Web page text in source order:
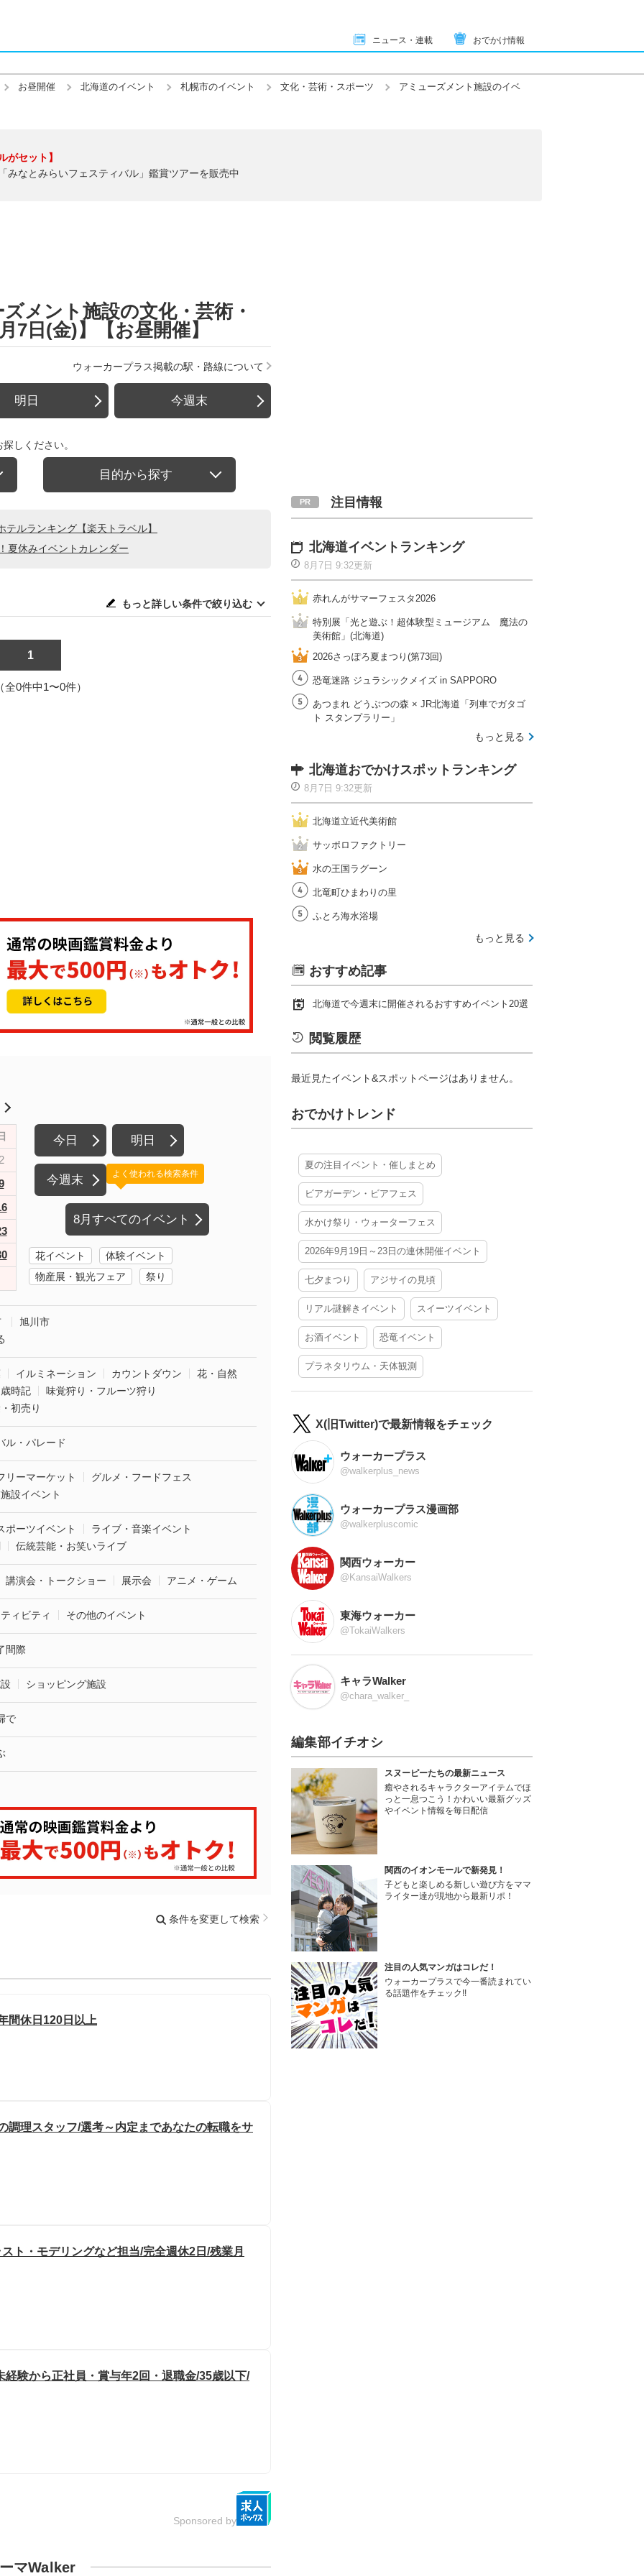
ニュース・連載 おでかけ情報
お昼開催 北海道のイベント 札幌市のイベント 文化・芸術・スポーツ アミューズメント施設のイベ
がセット】
みなとみらいフェスティバル」鑑賞ツアーを販売中
メント施設の文化・芸術・
7日(金)】【お昼開催】
ウォーカープラス掲載の駅・路線について
明日 今週末
しください。
目的から探す
ルランキング【楽天トラベル】
夏休みイベントカレンダー
もっと詳しい条件で絞り込む
1
全0件中1〜0件）
今日 明日
今週末
8月すべてのイベント
よく使われる検索条件
花イベント
体験イベント
物産展・観光フェア
祭り
旭川市
イルミネーション カウントダウン
花・自然
時記
味覚狩り・フルーツ狩り
初売り
ル・パレード
リーマーケット
グルメ・フードフェス
設イベント
ポーツイベント
ライブ・音楽イベント
伝統芸能・お笑いライブ
講演会・トークショー 展示会 アニメ・ゲーム
ィビティ その他のイベント
間際
ショッピング施設
で
条件を変更して検索
間休日120日以上
調理スタッフ/選考～内定まであなたの転職をサ
ト・モデリングなど担当/完全週休2日/残業月
験から正社員・賞与年2回・退職金/35歳以下/
Sponsored by
マWalker
注目情報
北海道イベントランキング
8月7日 9:32更新
赤れんがサマーフェスタ2026
特別展「光と遊ぶ！超体験型ミュージアム 魔法の
美術館」(北海道)
2026さっぽろ夏まつり(第73回)
恐竜迷路 ジュラシックメイズ in SAPPORO
あつまれ どうぶつの森 × JR北海道「列車でガタゴ
ト スタンプラリー」
もっと見る
北海道おでかけスポットランキング
8月7日 9:32更新
北海道立近代美術館
サッポロファクトリー
水の王国ラグーン
北竜町ひまわりの里
ふとろ海水浴場
もっと見る
おすすめ記事
北海道で今週末に開催されるおすすめイベント20選
閲覧履歴
最近見たイベント&スポットページはありません。
おでかけトレンド
夏の注目イベント・催しまとめ
ビアガーデン・ビアフェス
水かけ祭り・ウォーターフェス
2026年9月19日～23日の連休開催イベント
七夕まつり アジサイの見頃
リアル謎解きイベント スイーツイベント
お酒イベント 恐竜イベント
プラネタリウム・天体観測
X(旧Twitter)で最新情報をチェック
ウォーカープラス
@walkerplus_news
ウォーカープラス漫画部
@walkerpluscomic
関西ウォーカー
@KansaiWalkers
東海ウォーカー
@TokaiWalkers
キャラWalker
@chara_walker_
編集部イチオシ
スヌーピーたちの最新ニュース
癒やされるキャラクターアイテムでほ
っと一息つこう！かわいい最新グッズ
やイベント情報を毎日配信
関西のイオンモールで新発見！
子どもと楽しめる新しい遊び方をママ
ライター達が現地から最新リポ！
注目の人気マンガはコレだ！
ウォーカープラスで今一番読まれてい
る話題作をチェック!!